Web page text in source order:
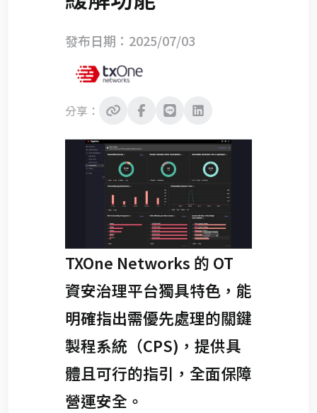
分享：
發布日期：2025/07/03
TXOne Networks 的 OT
資安治理平台獨具特色，能
明確指出需優先處理的關鍵
製程系統（CPS)，提供具
體且可行的指引，全面保障
營運安全。